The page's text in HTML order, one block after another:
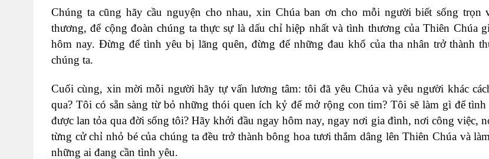
Chúng ta cũng hãy cầu nguyện cho nhau, xin Chúa ban ơn cho mỗi người biết sống trọn
thương, để cộng đoàn chúng ta thực sự là dấu chỉ hiệp nhất và tình thương của Thiên Chúa
hôm nay. Đừng để tình yêu bị lãng quên, đừng để những đau khổ của tha nhân trở thành
chúng ta.
Cuối cùng, xin mời mỗi người hãy tự vấn lương tâm: tôi đã yêu Chúa và yêu người khác
qua? Tôi có sẵn sàng từ bỏ những thói quen ích kỷ để mở rộng con tim? Tôi sẽ làm gì để
được lan tỏa qua đời sống tôi? Hãy khởi đầu ngay hôm nay, ngay nơi gia đình, nơi công việc,
từng cử chỉ nhỏ bé của chúng ta đều trở thành bông hoa tươi thắm dâng lên Thiên Chúa và
những ai đang cần tình yêu.